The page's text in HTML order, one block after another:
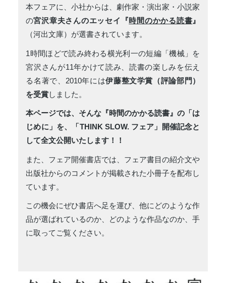
本フェアに、小社からは、劇作家・演出家・小説家
の宮沢章夫さんのエッセイ『時間のかかる読書 』
（河出文庫）が選書されています。
1時間ほどで読み終わる横光利一の短編「機械」を
宮沢さんが11年かけて読み、読書の楽しみを伝え
る名著で、2010年には伊藤整文学賞（評論部門）
を受賞しました。
本ページでは、そんな『時間のかかる読書』の「は
じめに」を、「THINK SLOW. フェア」開催記念と
して全文公開いたします！！
また、フェア開催書店では、フェア書目の紹介文や
出版社からのコメントが掲載された小冊子を配布し
ています。
この機会にぜひ書店へ足を運び、他にどのような作
品が選ばれているのか、どのような作品なのか、手
に取ってご覧ください。